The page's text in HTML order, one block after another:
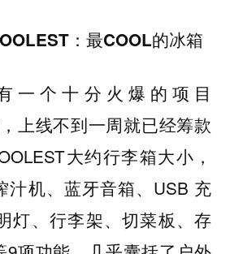
：最COOL的冰箱
一个十分火爆的项目
上线不到一周就已经筹款
大约行李箱大小，
汁机、蓝牙音箱、USB 充
灯、行李架、切菜板、存